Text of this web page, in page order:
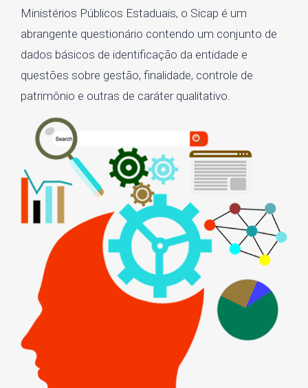
Ministérios Públicos Estaduais, o Sicap é um
abrangente questionário contendo um conjunto de
dados básicos de identificação da entidade e
questões sobre gestão, finalidade, controle de
patrimônio e outras de caráter qualitativo.